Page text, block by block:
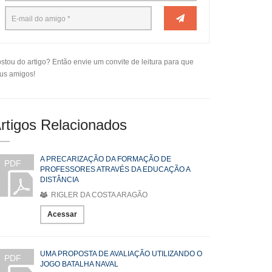
do artigo? Então envie um convite de leitura para que
amigos!
Relacionados
PDF
A PRECARIZAÇÃO DA FORMAÇÃO DE
PROFESSORES ATRAVÉS DA EDUCAÇÃO A
DISTÂNCIA
RIGLER DA COSTA ARAGÃO
Acessar
PDF
UMA PROPOSTA DE AVALIAÇÃO UTILIZANDO O
JOGO BATALHA NAVAL